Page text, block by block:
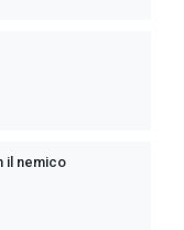
il nemico